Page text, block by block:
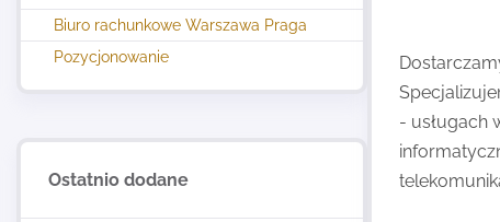
Biuro rachunkowe Warszawa Praga
Pozycjonowanie
Ostatnio dodane
- usługach